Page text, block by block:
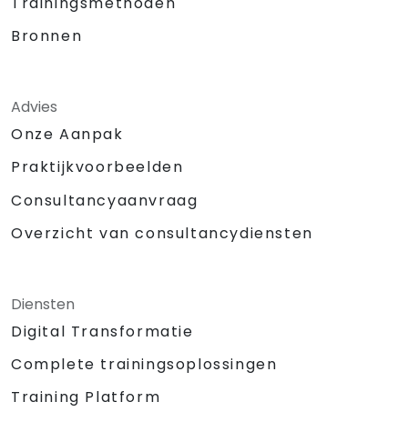
Bronnen
Advies
Onze Aanpak
Praktijkvoorbeelden
Consultancyaanvraag
Overzicht van consultancydiensten
Diensten
Digital Transformatie
Complete trainingsoplossingen
Training Platform